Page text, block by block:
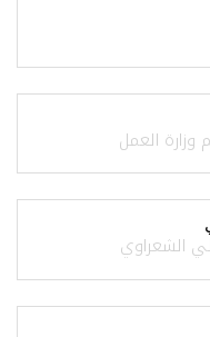
العمل
الشعراوي